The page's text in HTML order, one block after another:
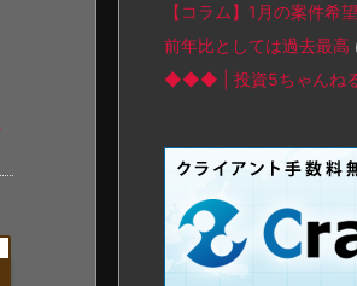
【コラム】1月の案件希
前年比としては過去最高
◆◆◆ | 投資5ちゃんね